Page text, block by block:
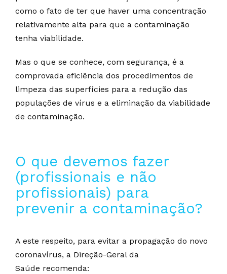
como o fato de ter que haver uma concentração
relativamente alta para que a contaminação
tenha viabilidade.
Mas o que se conhece, com segurança, é a
comprovada eficiência dos procedimentos de
limpeza das superfícies para a redução das
populações de vírus e a eliminação da viabilidade
de contaminação.
O que devemos fazer
(profissionais e não
profissionais) para
prevenir a contaminação?
A este respeito, para evitar a propagação do novo
coronavírus, a Direção-Geral da
Saúde recomenda: